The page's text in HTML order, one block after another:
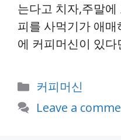
는다고 치자,주말
피를 사먹기가 애
에 커피머신이 있
Categories
커피머신
Leave a